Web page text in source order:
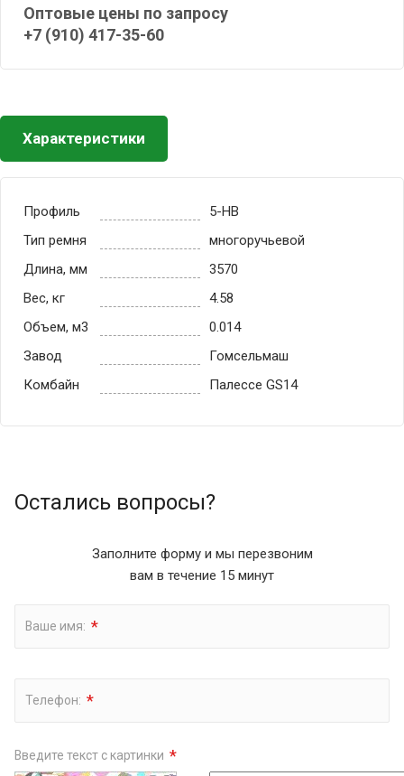
Оптовые цены по запросу
+7 (910) 417-35-60
Характеристики
Профиль
5-HB
Тип ремня
многоручьевой
Длина, мм
3570
Вес, кг
4.58
Объем, м3
0.014
Завод
Гомсельмаш
Комбайн
Палессе GS14
Остались вопросы?
Заполните форму и мы перезвоним
вам в течение 15 минут
Ваше имя: *
Телефон: *
Введите текст с картинки *